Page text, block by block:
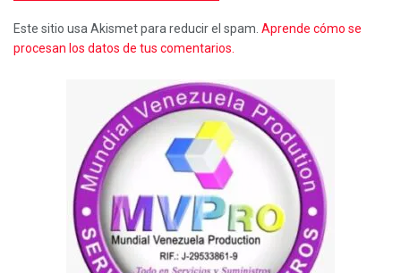
Este sitio usa Akismet para reducir el spam. Aprende cómo se
procesan los datos de tus comentarios.